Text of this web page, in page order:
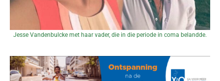
Jesse Vandenbulcke met haar vader, die in die periode in coma belandde.